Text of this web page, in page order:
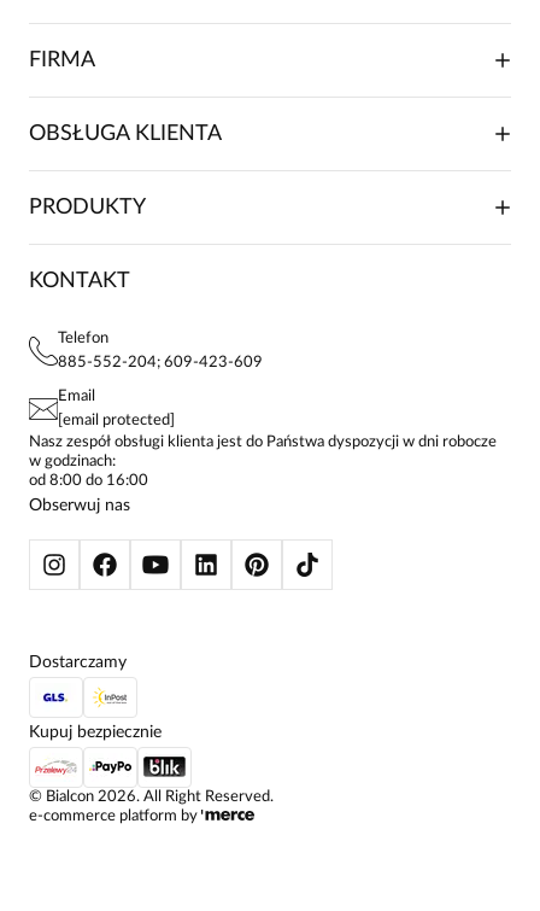
FIRMA
O NAS
FRANCZYZA
KONTAKTY
OBSŁUGA KLIENTA
SKŁADANIE ZAMÓWIENIA
FAQ
POLITYKA PRYWATNOŚCI
STREFA STAŁEGO KLIENTA
PRODUKTY
SUKIENKI
KOSZULE DAMSKIE
SPODNIE DAMSKIE
ŻAKIETY I MARYNARKI
SWETRY
BLUZY
KONTAKT
Telefon
885-552-204; 609-423-609
Email
[email protected]
Nasz zespół obsługi klienta jest do Państwa dyspozycji w dni robocze
w godzinach:
od 8:00 do 16:00
Obserwuj nas
© Bialcon 2026. All Right Reserved.
e-commerce platform by
Dostarczamy
Kupuj bezpiecznie